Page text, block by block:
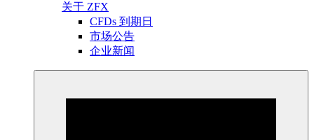
关于 ZFX
CFDs 到期日
市场公告
企业新闻